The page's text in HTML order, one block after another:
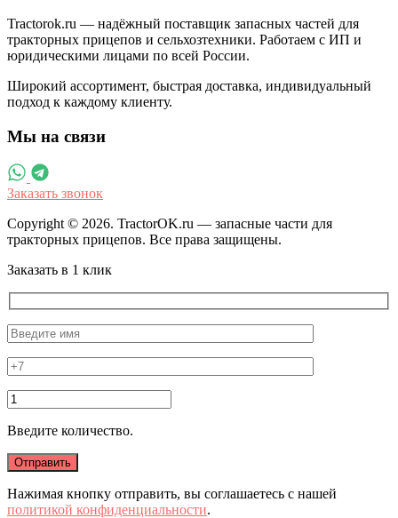
Tractorok.ru — надёжный поставщик запасных частей для
тракторных прицепов и сельхозтехники. Работаем с ИП и
юридическими лицами по всей России.
Широкий ассортимент, быстрая доставка, индивидуальный
подход к каждому клиенту.
Мы на связи
Заказать звонок
Copyright © 2026. TractorOK.ru — запасные части для
тракторных прицепов. Все права защищены.
Заказать в 1 клик
Введите количество.
Нажимая кнопку отправить, вы соглашаетесь с нашей
политикой конфиденциальности.